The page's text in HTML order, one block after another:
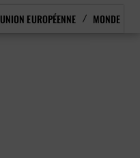
UNION EUROPÉENNE MONDE